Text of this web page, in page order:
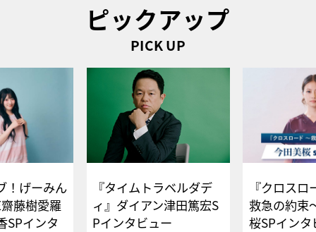
ピックアップ
PICK UP
！げーみん
藤樹愛羅
SPインタ
『タイムトラベルダデ
ィ』ダイアン津田篤宏S
Pインタビュー
『クロス
救急の約束
桜SPイ